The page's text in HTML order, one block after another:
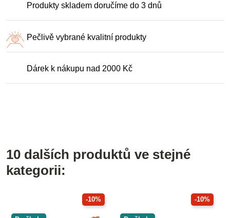
Produkty skladem doručíme do 3 dnů
Pečlivě vybrané kvalitní produkty
Dárek k nákupu nad 2000 Kč
10 dalších produktů ve stejné
kategorii:
-10% -10%